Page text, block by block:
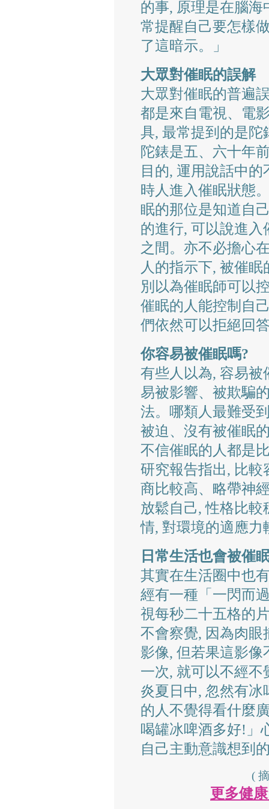
的事, 原理是在腦海
常提醒自己要怎樣
了這暗示。」
大眾對催眠的誤解
大眾對催眠的普遍
都是來自電視、電
具, 最常提到的是陀
陀錶是五、六十年
目的, 運用說話中
時人進入催眠狀態
眠的那位是知道自
的進行, 可以說進
之間。亦不必擔心
人的指示下, 被催
別以為催眠師可以
催眠的人能控制自
們依然可以拒絕回
你容易被催眠嗎?
有些人以為, 容易
易被影響、被欺騙
法。哪類人最難受
被迫、沒有被催眠
不信催眠的人都是
研究報告指出, 比較
商比較高、略帶神
放鬆自己, 性格比
情, 對環境的適應力
日常生活也會被催
其實在生活圈中也
經有一種「一閃而
視每秒二十五格的
不會察覺, 因為肉
影像, 但若果這影
一次, 就可以不經
炎夏日中, 忽然有
的人不覺得看什麼
喝罐冰啤酒多好!」
自己主動意識想到
(
更多健